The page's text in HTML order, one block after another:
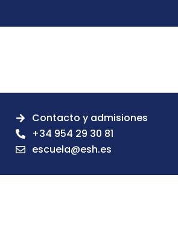
Contacto y admisiones
+34 954 29 30 81
escuela@esh.es